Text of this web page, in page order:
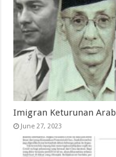
Imigran Keturunan Arab
June 27, 2023